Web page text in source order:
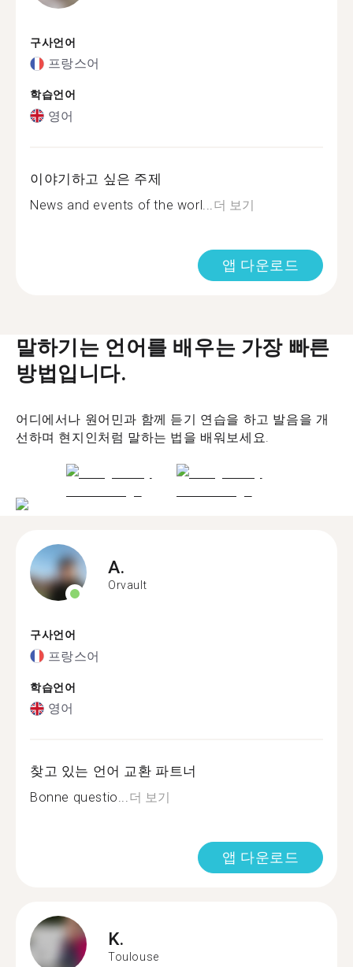
구사언어
프랑스어
학습언어
영어
이야기하고 싶은 주제
News and events of the worl... 더 보기
앱 다운로드
말하기는 언어를 배우는 가장 빠른
방법입니다.
어디에서나 원어민과 함께 듣기 연습을 하고 발음을 개
선하며 현지인처럼 말하는 법을 배워보세요.
A.
Orvault
구사언어
프랑스어
학습언어
영어
찾고 있는 언어 교환 파트너
Bonne questio...더 보기
앱 다운로드
K.
Toulouse